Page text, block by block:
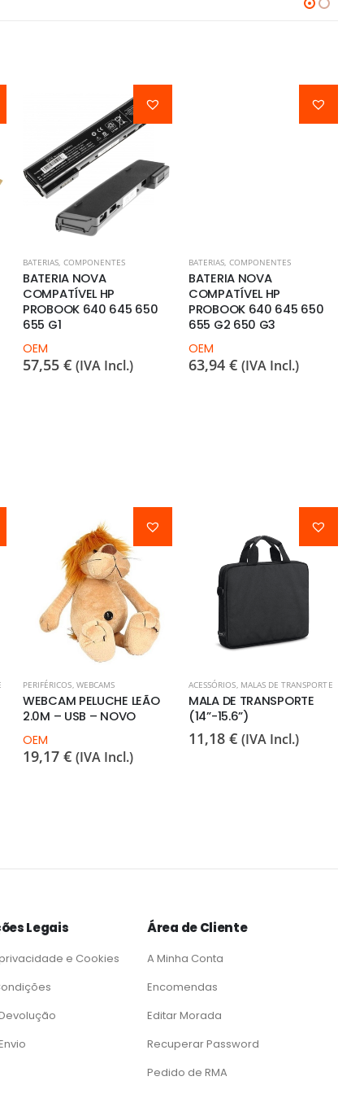
BATERIAS, COMPONENTES
BATERIA NOVA
COMPATÍVEL HP
PROBOOK 640 645 650
655 G1
OEM
57,55 € (IVA Incl.)
BATERIAS, COMPONENTES
BATERIA NOVA
COMPATÍVEL HP
PROBOOK 640 645 650
655 G2 650 G3
OEM
63,94 € (IVA Incl.)
PERIFÉRICOS, WEBCAMS
WEBCAM PELUCHE LEÃO
2.0M – USB – NOVO
OEM
19,17 € (IVA Incl.)
ACESSÓRIOS, MALAS DE TRANSPORTE
MALA DE TRANSPORTE
(14”-15.6”)
11,18 € (IVA Incl.)
Legais
e Cookies
Área de Cliente
A Minha Conta
Encomendas
Editar Morada
Recuperar Password
Pedido de RMA